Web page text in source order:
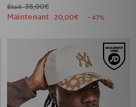
Était38,00€
Maintenant 20,00€ - 47%